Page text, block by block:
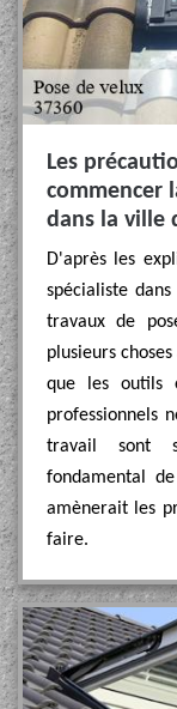
Les
commencer
dans la ville
D'après les
spécialiste
travaux de
plusieurs
que les outils
professionnels
travail sont
fondamental
amènerait les
faire.